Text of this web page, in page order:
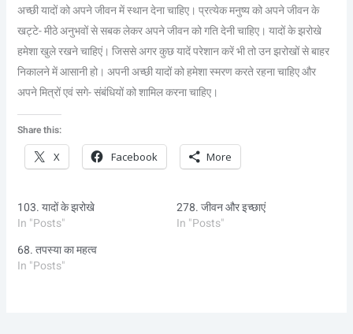
अच्छी यादों को अपने जीवन में स्थान देना चाहिए। प्रत्येक मनुष्य को अपने जीवन के
खट्टे- मीठे अनुभवों से सबक लेकर अपने जीवन को गति देनी चाहिए। यादों के झरोखे
हमेशा खुले रखने चाहिएं। जिससे अगर कुछ यादें परेशान करें भी तो उन झरोखों से बाहर
निकालने में आसानी हो। अपनी अच्छी यादों को हमेशा स्मरण करते रहना चाहिए और
अपने मित्रों एवं सगे- संबंधियों को शामिल करना चाहिए।
Share this:
X
Facebook More
103. यादों के झरोखे
In "Posts"
278. जीवन और इच्छाएं
In "Posts"
68. तपस्या का महत्व
In "Posts"